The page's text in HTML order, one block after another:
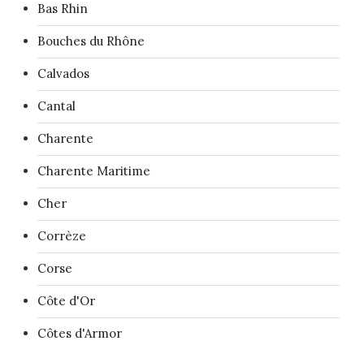
Bas Rhin
Bouches du Rhône
Calvados
Cantal
Charente
Charente Maritime
Cher
Corrèze
Corse
Côte d'Or
Côtes d'Armor